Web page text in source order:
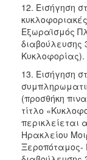
12. Εισήγηση
Εξωραϊσμός
διαβούλευσης
Κυκλοφορίας).
13. Εισήγηση
(προσθήκη
τίτλο
περικλείεται
Ηρακλείου
Ξεροπόταμος-